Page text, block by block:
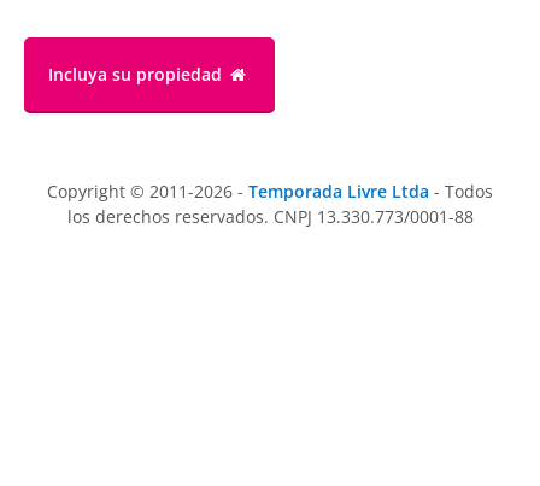
Incluya su propiedad
Copyright © 2011-2026 - Temporada Livre Ltda - Todos
los derechos reservados. CNPJ 13.330.773/0001-88